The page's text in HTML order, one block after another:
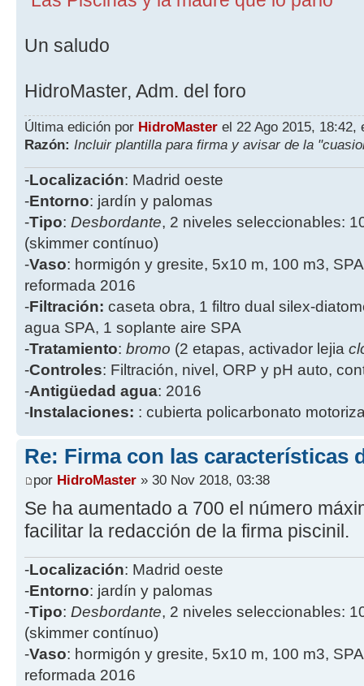
Un saludo
HidroMaster, Adm. del foro
Última edición por HidroMaster el 22 Ago 2015,
Razón: Incluir plantilla para firma y avisar de la
-Localización: Madrid oeste
-Entorno: jardín y palomas
-Tipo: Desbordante, 2 niveles seleccionables:
(skimmer contínuo)
-Vaso: hormigón y gresite, 5x10 m, 100 m3,
reformada 2016
-Filtración: caseta obra, 1 filtro dual silex-
agua SPA, 1 soplante aire SPA
-Tratamiento: bromo (2 etapas, activador lejia
-Controles: Filtración, nivel, ORP y pH auto,
-Antigüedad agua: 2016
-Instalaciones: : cubierta policarbonato
Re: Firma con las características
por HidroMaster » 30 Nov 2018, 03:38
Se ha aumentado a 700 el número
facilitar la redacción de la firma piscinil.
-Localización: Madrid oeste
-Entorno: jardín y palomas
-Tipo: Desbordante, 2 niveles seleccionables:
(skimmer contínuo)
-Vaso: hormigón y gresite, 5x10 m, 100 m3,
reformada 2016